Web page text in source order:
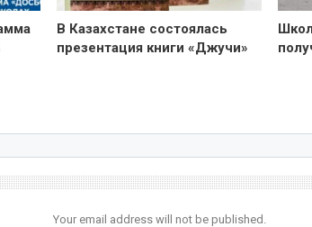
В Казахстане состоялась
презентация книги «Джучи»
Your email address will not be published.